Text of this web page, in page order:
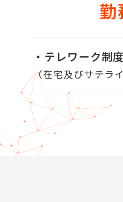
勤
・テレワーク制
（在宅及びサテラ